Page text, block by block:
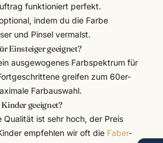
funktioniert perfekt.
indem du die Farbe
und Pinsel vermalst.
Einsteiger geeignet?
ausgewogenes Farbspektrum für
greifen zum 60er-
Farbauswahl.
geeignet?
Qualität ist sehr hoch, der Preis
empfehlen wir oft die Faber-